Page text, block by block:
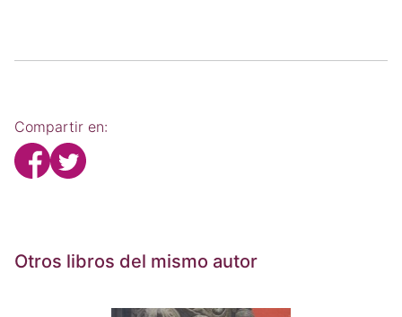
Compartir en:
Otros libros del mismo autor